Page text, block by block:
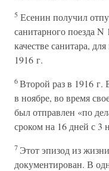
5 Есенин получил
санитарного поезда
качестве санитара,
1916 г.
6Второй раз в 1916 г.
в ноябре, во время
был отправлен «по
сроком на 16 дней с 3
7 Этот эпизод из
документирован. В